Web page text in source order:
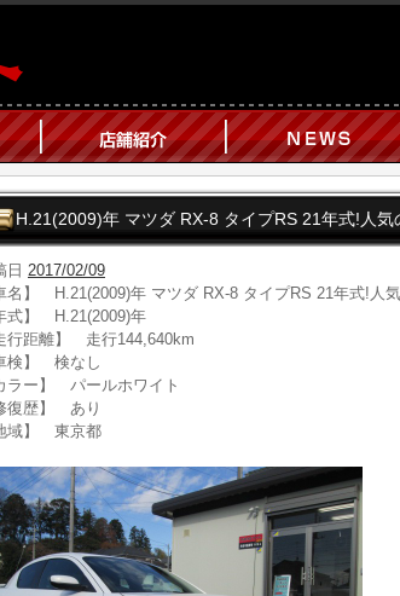
H.21(2009)年 マツダ RX-8 タイプRS 21年式!人気
日 2017/02/09
名】 H.21(2009)年 マツダ RX-8 タイプRS 21年式!人
式】 H.21(2009)年
行距離】 走行144,640km
検】 検なし
ラー】 パールホワイト
復歴】 あり
域】 東京都